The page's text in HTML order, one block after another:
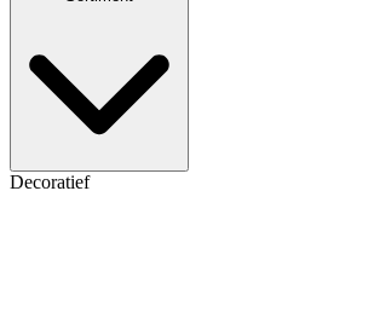
Decoratief